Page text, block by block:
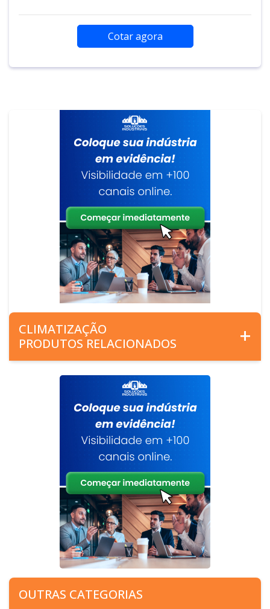
Cotar agora
CLIMATIZAÇÃO
PRODUTOS RELACIONADOS
OUTRAS CATEGORIAS